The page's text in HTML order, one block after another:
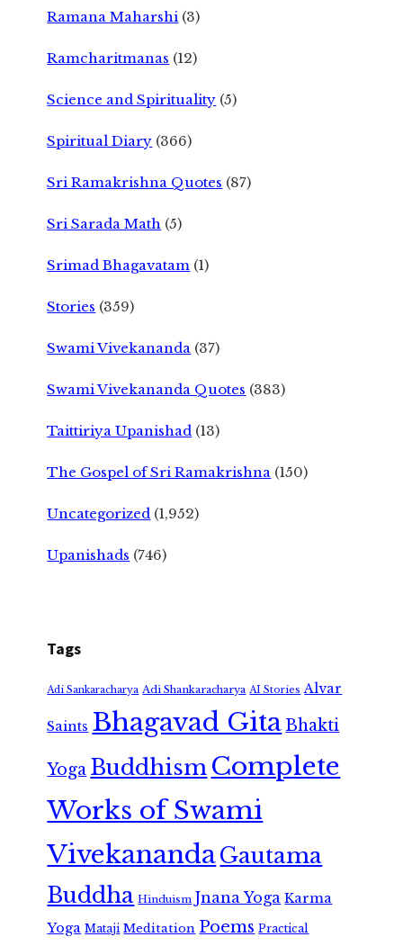
Ramana Maharshi (3)
Ramcharitmanas (12)
Science and Spirituality (5)
Spiritual Diary (366)
Sri Ramakrishna Quotes (87)
Sri Sarada Math (5)
Srimad Bhagavatam (1)
Stories (359)
Swami Vivekananda (37)
Swami Vivekananda Quotes (383)
Taittiriya Upanishad (13)
The Gospel of Sri Ramakrishna (150)
Uncategorized (1,952)
Upanishads (746)
Tags
Adi Sankaracharya Adi Shankaracharya AI Stories Alvar
Saints Bhagavad GitaBhakti
Yoga Buddhism Complete
Works of Swami
VivekanandaGautama
Buddha Hinduism Jnana Yoga Karma
Yoga Mataji Meditation Poems Practical